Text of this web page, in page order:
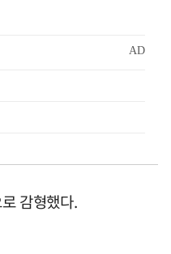
감형했다.